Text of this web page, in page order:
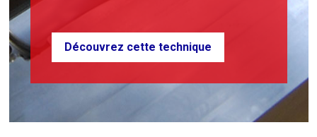
Découvrez cette technique